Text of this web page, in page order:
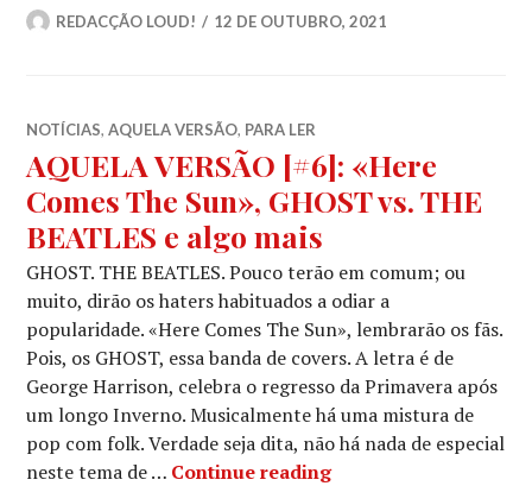
REDACÇÃO LOUD! 12 DE OUTUBRO, 2021
NOTÍCIAS,AQUELA VERSÃO, PARA LER
AQUELA VERSÃO [#6]: «Here
Comes The Sun», GHOST vs. THE
BEATLES e algo mais
GHOST. THE BEATLES. Pouco terão em comum; ou
muito, dirão os haters habituados a odiar a
popularidade. «Here Comes The Sun», lembrarão os fãs.
Pois, os GHOST, essa banda de covers. A letra é de
George Harrison, celebra o regresso da Primavera após
um longo Inverno. Musicalmente há uma mistura de
pop com folk. Verdade seja dita, não há nada de especial
neste tema de … Continue readingAQUELA VERSÃO